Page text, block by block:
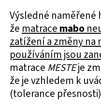
Výsledné
že matrace mabo
zatížení a změny na
používáním jsou
matrace MESTEje
že je vzhledem k
(tolerance přesnosti)